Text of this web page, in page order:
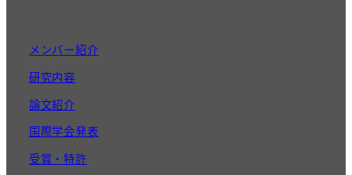
メンバー紹介
研究内容
論文紹介
国際学会発表
受賞・特許